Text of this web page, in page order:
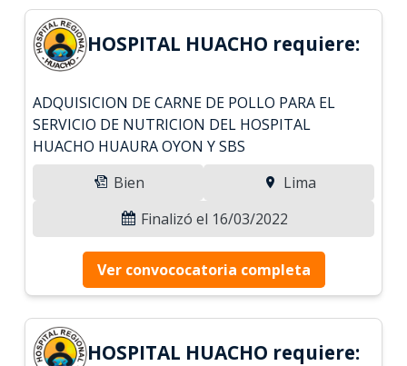
HOSPITAL HUACHO requiere:
ADQUISICION DE CARNE DE POLLO PARA EL
SERVICIO DE NUTRICION DEL HOSPITAL
HUACHO HUAURA OYON Y SBS
Bien
Lima
Finalizó el 16/03/2022
Ver convococatoria completa
HOSPITAL HUACHO requiere: